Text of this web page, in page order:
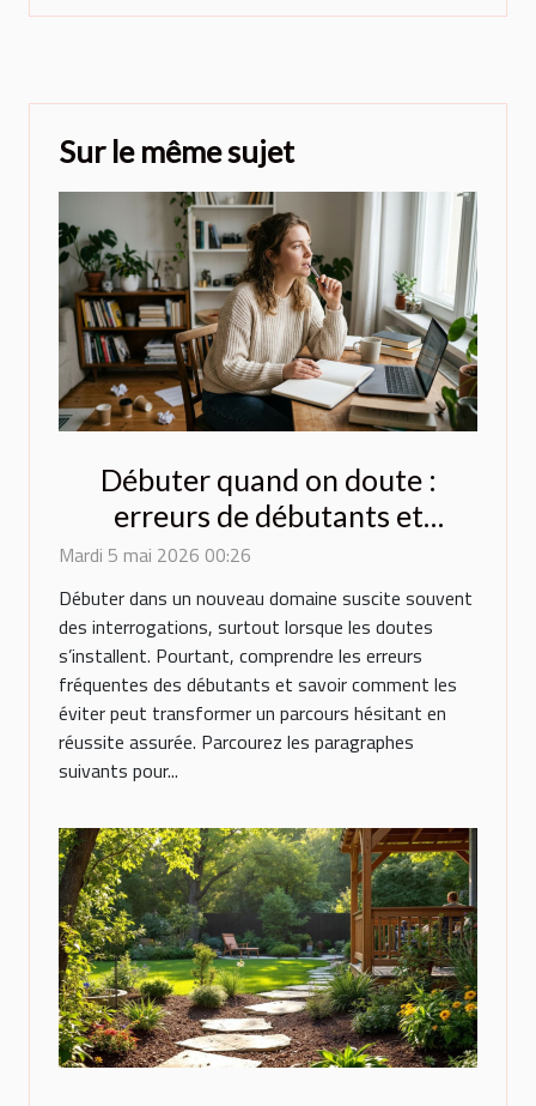
Sur le même sujet
Débuter quand on doute :
erreurs de débutants et
comment les éviter
Mardi 5 mai 2026 00:26
Débuter dans un nouveau domaine suscite souvent
des interrogations, surtout lorsque les doutes
s’installent. Pourtant, comprendre les erreurs
fréquentes des débutants et savoir comment les
éviter peut transformer un parcours hésitant en
réussite assurée. Parcourez les paragraphes
suivants pour...